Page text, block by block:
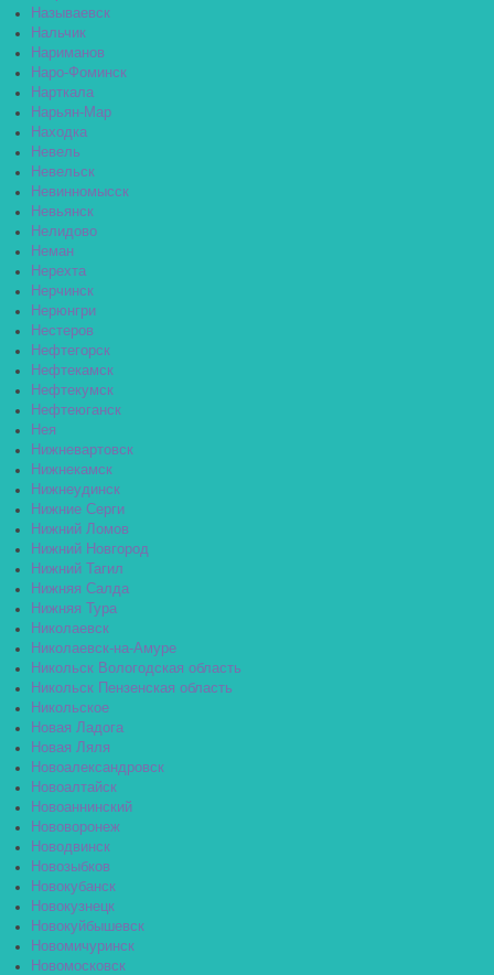
Называевск
Нальчик
Нариманов
Наро-Фоминск
Нарткала
Нарьян-Мар
Находка
Невель
Невельск
Невинномысск
Невьянск
Нелидово
Неман
Нерехта
Нерчинск
Нерюнгри
Нестеров
Нефтегорск
Нефтекамск
Нефтекумск
Нефтеюганск
Нея
Нижневартовск
Нижнекамск
Нижнеудинск
Нижние Серги
Нижний Ломов
Нижний Новгород
Нижний Тагил
Нижняя Салда
Нижняя Тура
Николаевск
Николаевск-на-Амуре
Никольск Вологодская область
Никольск Пензенская область
Никольское
Новая Ладога
Новая Ляля
Новоалександровск
Новоалтайск
Новоаннинский
Нововоронеж
Новодвинск
Новозыбков
Новокубанск
Новокузнецк
Новокуйбышевск
Новомичуринск
Новомосковск